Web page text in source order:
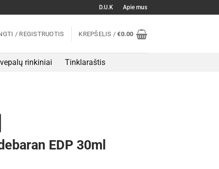
D.U.K Apie mus
/ REGISTRUOTIS KREPŠELIS /€0.00
rinkiniai Tinklaraštis
EDP 30ml